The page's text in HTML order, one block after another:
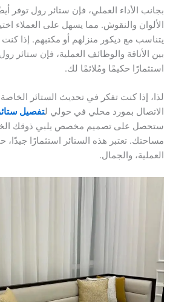
بجانب الأداء العملي، فإن ستائر رول توفر
الألوان والنقوش. مما يسهل على العملاء
يتناسب مع ديكور منزلهم أو مكتبهم. إذا
بين الأناقة والوظائف العملية، فإن ستائر
استثمارًا حكيمًا ومُلائمًا لك.
لذا، إذا كنت تفكر في تحديث الستائر
الاتصال بمورد محلي في حولي لتفصيل
ستحصل على تصميم مخصص يلبي ذوقك
مساحتك. تعتبر هذه الستائر استثمارًا جيدًا،
العملية، والجمال.